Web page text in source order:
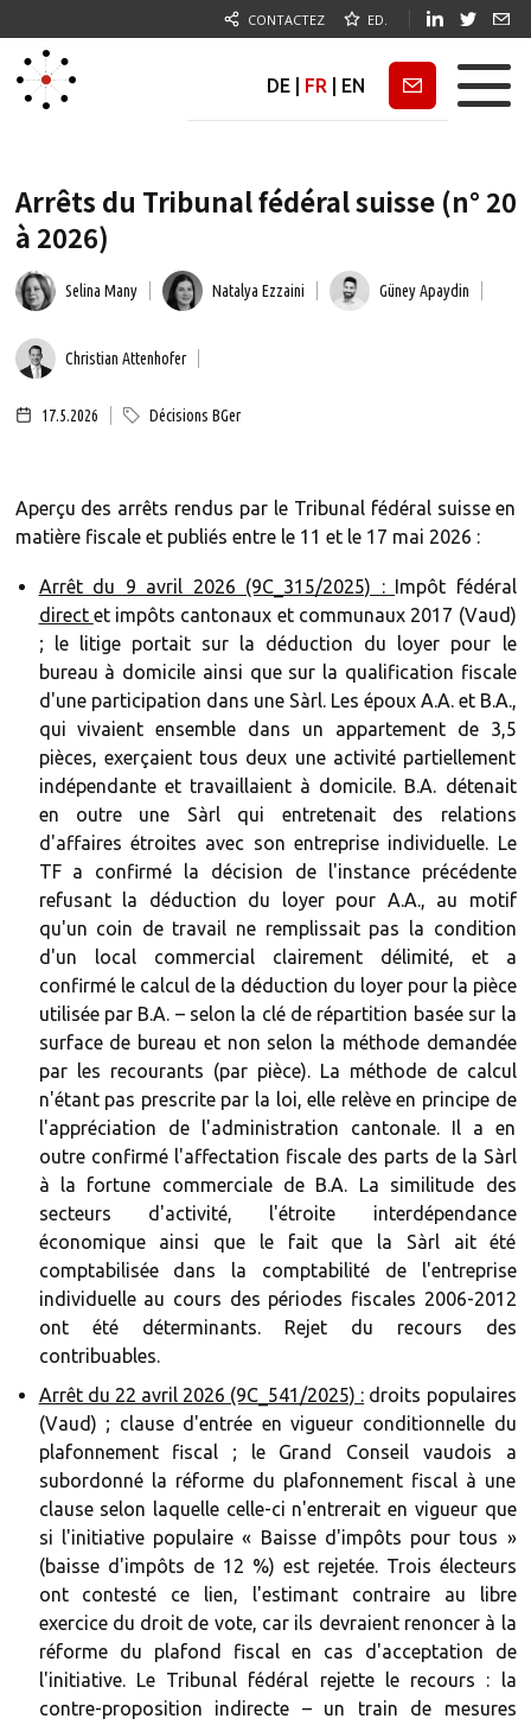
CONTACTEZ ED.
DE FR EN Newsletter
Arrêts du Tribunal fédéral suisse (n° 20
à 2026)
Selina Many Natalya Ezzaini Güney Apaydin
Christian Attenhofer
17.5.2026 Décisions BGer
Aperçu des arrêts rendus par le Tribunal fédéral suisse en
matière fiscale et publiés entre le 11 et le 17 mai 2026 :
Arrêt du 9 avril 2026 (9C_315/2025) : Impôt fédéral
direct et impôts cantonaux et communaux 2017 (Vaud)
; le litige portait sur la déduction du loyer pour le
bureau à domicile ainsi que sur la qualification fiscale
d'une participation dans une Sàrl. Les époux A.A. et B.A.,
qui vivaient ensemble dans un appartement de 3,5
pièces, exerçaient tous deux une activité partiellement
indépendante et travaillaient à domicile. B.A. détenait
en outre une Sàrl qui entretenait des relations
d'affaires étroites avec son entreprise individuelle. Le
TF a confirmé la décision de l'instance précédente
refusant la déduction du loyer pour A.A., au motif
qu'un coin de travail ne remplissait pas la condition
d'un local commercial clairement délimité, et a
confirmé le calcul de la déduction du loyer pour la pièce
utilisée par B.A. – selon la clé de répartition basée sur la
surface de bureau et non selon la méthode demandée
par les recourants (par pièce). La méthode de calcul
n'étant pas prescrite par la loi, elle relève en principe de
l'appréciation de l'administration cantonale. Il a en
outre confirmé l'affectation fiscale des parts de la Sàrl
à la fortune commerciale de B.A. La similitude des
secteurs d'activité, l'étroite interdépendance
économique ainsi que le fait que la Sàrl ait été
comptabilisée dans la comptabilité de l'entreprise
individuelle au cours des périodes fiscales 2006-2012
ont été déterminants. Rejet du recours des
contribuables.
Arrêt du 22 avril 2026 (9C_541/2025) : droits populaires
(Vaud) ; clause d'entrée en vigueur conditionnelle du
plafonnement fiscal ; le Grand Conseil vaudois a
subordonné la réforme du plafonnement fiscal à une
clause selon laquelle celle-ci n'entrerait en vigueur que
si l'initiative populaire « Baisse d'impôts pour tous »
(baisse d'impôts de 12 %) est rejetée. Trois électeurs
ont contesté ce lien, l'estimant contraire au libre
exercice du droit de vote, car ils devraient renoncer à la
réforme du plafond fiscal en cas d'acceptation de
l'initiative. Le Tribunal fédéral rejette le recours : la
contre-proposition indirecte – un train de mesures